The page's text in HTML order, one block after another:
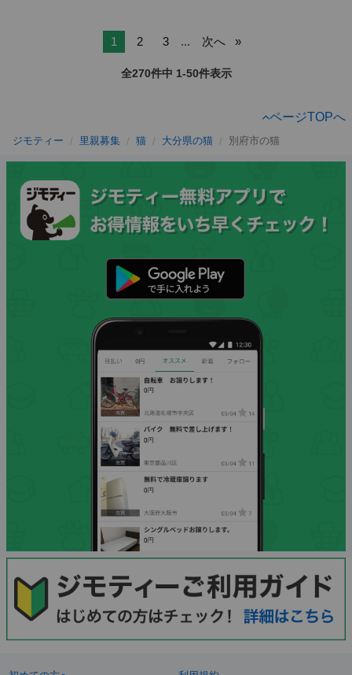
1 2 3 ... 次へ
全270件中 1-50件表示
ページTOPへ
ジモティー 里親募集 猫 大分県の猫 別府市の猫